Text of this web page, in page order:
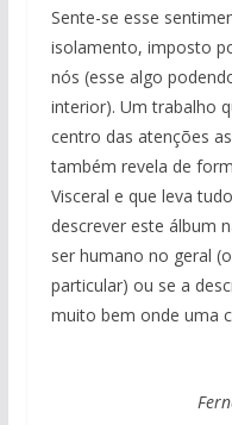
Sente-se esse
isolamento, imposto
nós (esse algo
interior). Um trabalho
centro das atenções
também revela de
Visceral e que leva
descrever este álbum
ser humano no geral
particular) ou se a
muito bem onde uma